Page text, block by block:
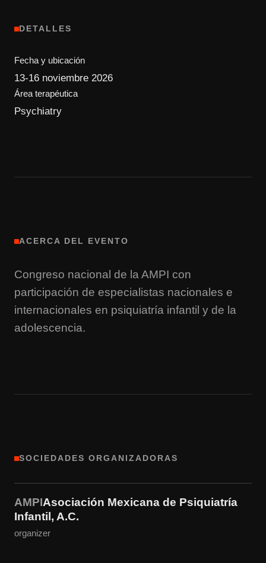
DETALLES
Fecha y ubicación
13-16 noviembre 2026
Área terapéutica
Psychiatry
ACERCA DEL EVENTO
Congreso nacional de la AMPI con
participación de especialistas nacionales e
internacionales en psiquiatría infantil y de la
adolescencia.
SOCIEDADES ORGANIZADORAS
AMPIAsociación Mexicana de Psiquiatría
Infantil, A.C.
organizer